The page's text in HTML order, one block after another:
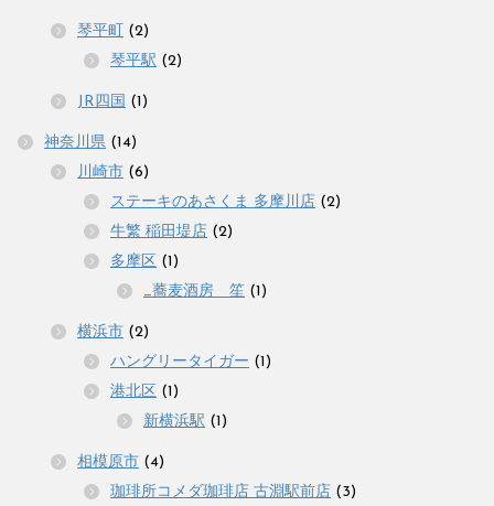
琴平町
(2)
琴平駅 (2)
JR四国 (1)
神奈川県 (14)
川崎市 (6)
ステーキのあさくま 多摩川店 (2)
牛繁 稲田堤店 (2)
多摩区 (1)
_蕎麦酒房 笙 (1)
横浜市 (2)
ハングリータイガー (1)
港北区 (1)
新横浜駅 (1)
相模原市 (4)
珈琲所コメダ珈琲店 古淵駅前店 (3)